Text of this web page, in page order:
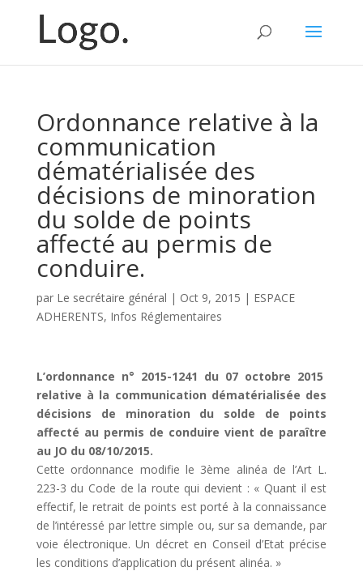
Ordonnance relative à la
communication
dématérialisée des
décisions de minoration
du solde de points
affecté au permis de
conduire.
par Le secrétaire général | Oct 9, 2015 | ESPACE
ADHERENTS, Infos Réglementaires
L’ordonnance n° 2015-1241 du 07 octobre 2015
relative à la communication dématérialisée des
décisions de minoration du solde de points
affecté au permis de conduire vient de paraître
au JO du 08/10/2015.
Cette ordonnance modifie le 3ème alinéa de l’Art L.
223-3 du Code de la route qui devient : « Quant il est
effectif, le retrait de points est porté à la connaissance
de l’intéressé par lettre simple ou, sur sa demande, par
voie électronique. Un décret en Conseil d’Etat précise
les conditions d’application du présent alinéa. »